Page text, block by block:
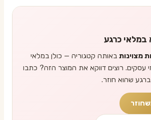
במלאי כרגע
מצוינות באותה קטגוריה — כולן במלאי
תוך 7 ימי עסקים. רוצים דווקא את המוצר הזה? כתבו
שהוא חוזר.